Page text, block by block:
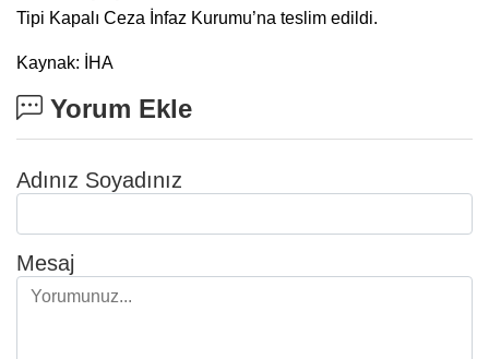
Tipi Kapalı Ceza İnfaz Kurumu’na teslim edildi.
Kaynak: İHA
Yorum Ekle
Adınız Soyadınız
Mesaj